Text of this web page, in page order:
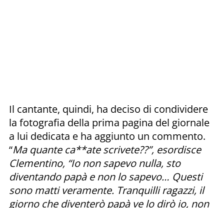
Il cantante, quindi, ha deciso di condividere
la fotografia della prima pagina del giornale
a lui dedicata e ha aggiunto un commento.
“Ma quante ca**ate scrivete??”, esordisce
Clementino, “Io non sapevo nulla, sto
diventando papà e non lo sapevo… Questi
sono matti veramente. Tranquilli ragazzi, il
giorno che diventerò papà ve lo dirò io, non